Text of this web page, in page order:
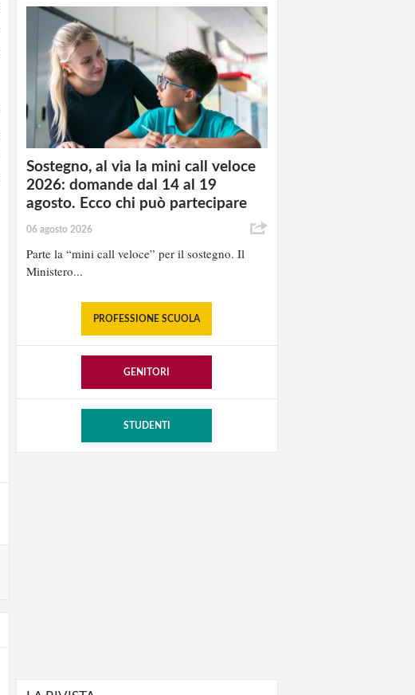
Sostegno, al via la mini call veloce
2026: domande dal 14 al 19
agosto. Ecco chi può partecipare
06 agosto 2026
Parte la “mini call veloce” per il sostegno. Il
Ministero...
PROFESSIONE SCUOLA
GENITORI
STUDENTI